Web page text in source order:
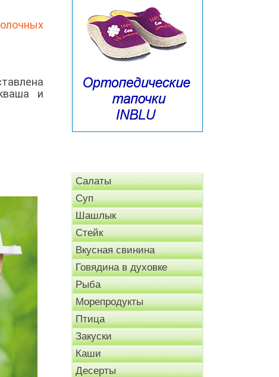
и
Салаты
Суп
Шашлык
Стейк
Вкусная свинина
Говядина в духовке
Рыба
Морепродукты
Птица
Закуски
Каши
Десерты